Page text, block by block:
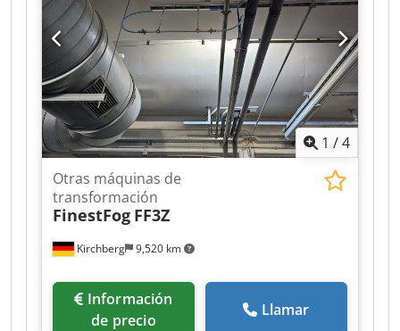
1 /4
Kirchberg 9,520 km
Otras máquinas de
transformación
FinestFog FF3Z
de precio
Llamar